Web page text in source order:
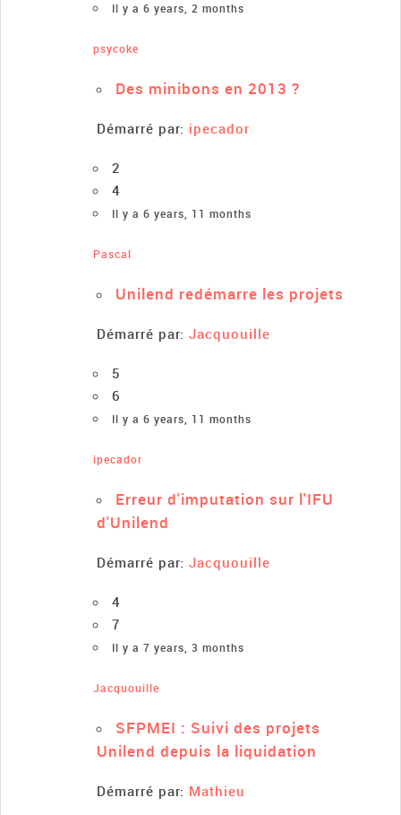
Il y a 6 years, 2 months
psycoke
Des minibons en 2013 ?
Démarré par: ipecador
2
4
Il y a 6 years, 11 months
Pascal
Unilend redémarre les projets
Démarré par: Jacquouille
5
6
Il y a 6 years, 11 months
ipecador
Erreur d'imputation sur l'IFU
d'Unilend
Démarré par: Jacquouille
4
7
Il y a 7 years, 3 months
Jacquouille
SFPMEI : Suivi des projets
Unilend depuis la liquidation
Démarré par: Mathieu